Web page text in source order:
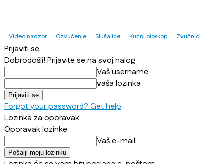
Video nadzor Ozvučenje Slušalice Kućni bioskop Zvučnici
Prijaviti se
Dobrodošli! Prijavite se na svoj nalog
Vaš username
vaša lozinka
Forgot your password? Get help
Lozinka za oporavak
Oporavak lozinke
Vaš e-mail